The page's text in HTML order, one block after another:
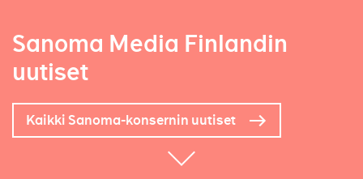
Sanoma Media Finlandin
uutiset
Kaikki Sanoma-konsernin uutiset